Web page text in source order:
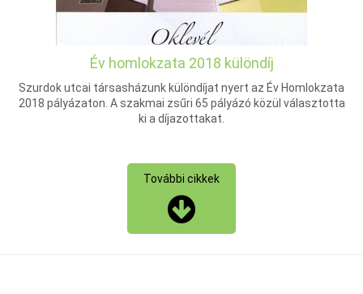
Év homlokzata 2018 különdíj
Szurdok utcai társasházunk különdíjat nyert az Év Homlokzata
2018 pályázaton. A szakmai zsűri 65 pályázó közül választotta
ki a díjazottakat.
További cikkek